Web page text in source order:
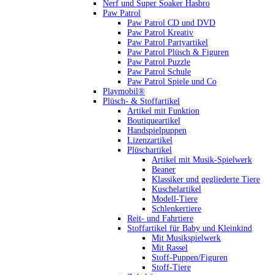
Nerf und Super Soaker Hasbro
Paw Patrol
Paw Patrol CD und DVD
Paw Patrol Kreativ
Paw Patrol Partyartikel
Paw Patrol Plüsch & Figuren
Paw Patrol Puzzle
Paw Patrol Schule
Paw Patrol Spiele und Co
Playmobil®
Plüsch- & Stoffartikel
Artikel mit Funktion
Boutiqueartikel
Handspielpuppen
Lizenzartikel
Plüschartikel
Artikel mit Musik-Spielwerk
Beaner
Klassiker und gegliederte Tiere
Kuschelartikel
Modell-Tiere
Schlenkertiere
Reit- und Fahrtiere
Stoffartikel für Baby und Kleinkind
Mit Musikspielwerk
Mit Rassel
Stoff-Puppen/Figuren
Stoff-Tiere